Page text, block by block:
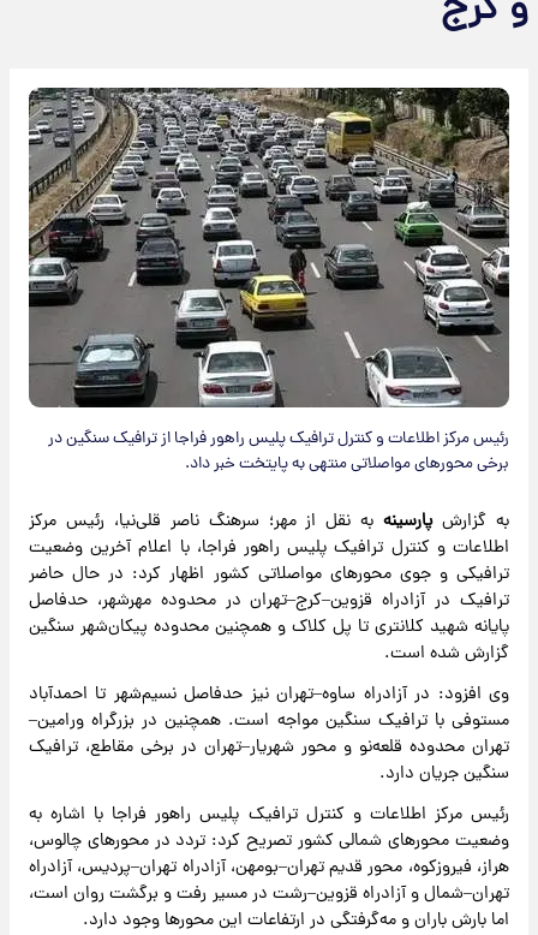
رئیس مرکز اطلاعات و کنترل ترافیک پلیس راهور فراجا از ترافیک سنگین در
برخی محورهای مواصلاتی منتهی به پایتخت خبر داد.
به گزارشپارسینهبه نقل از مهر؛ سرهنگ ناصر قلی‌نیا، رئیس مرکز
اطلاعات و کنترل ترافیک پلیس راهور فراجا، با اعلام آخرین وضعیت
ترافیکی و جوی محور‌های مواصلاتی کشور اظهار کرد: در حال حاضر
ترافیک در آزادراه قزوین–کرج–تهران در محدوده مهرشهر، حدفاصل
پایانه شهید کلانتری تا پل کلاک و همچنین محدوده پیکان‌شهر سنگین
گزارش شده است.
وی افزود: در آزادراه ساوه–تهران نیز حدفاصل نسیم‌شهر تا احمدآباد
مستوفی با ترافیک سنگین مواجه است. همچنین در بزرگراه ورامین–
تهران محدوده قلعه‌نو و محور شهریار–تهران در برخی مقاطع، ترافیک
سنگین جریان دارد.
رئیس مرکز اطلاعات و کنترل ترافیک پلیس راهور فراجا با اشاره به
وضعیت محور‌های شمالی کشور تصریح کرد: تردد در محور‌های چالوس،
هراز، فیروزکوه، محور قدیم تهران–بومهن، آزادراه تهران–پردیس، آزادراه
تهران–شمال و آزادراه قزوین–رشت در مسیر رفت و برگشت روان است،
اما بارش باران و مه‌گرفتگی در ارتفاعات این محور‌ها وجود دارد.